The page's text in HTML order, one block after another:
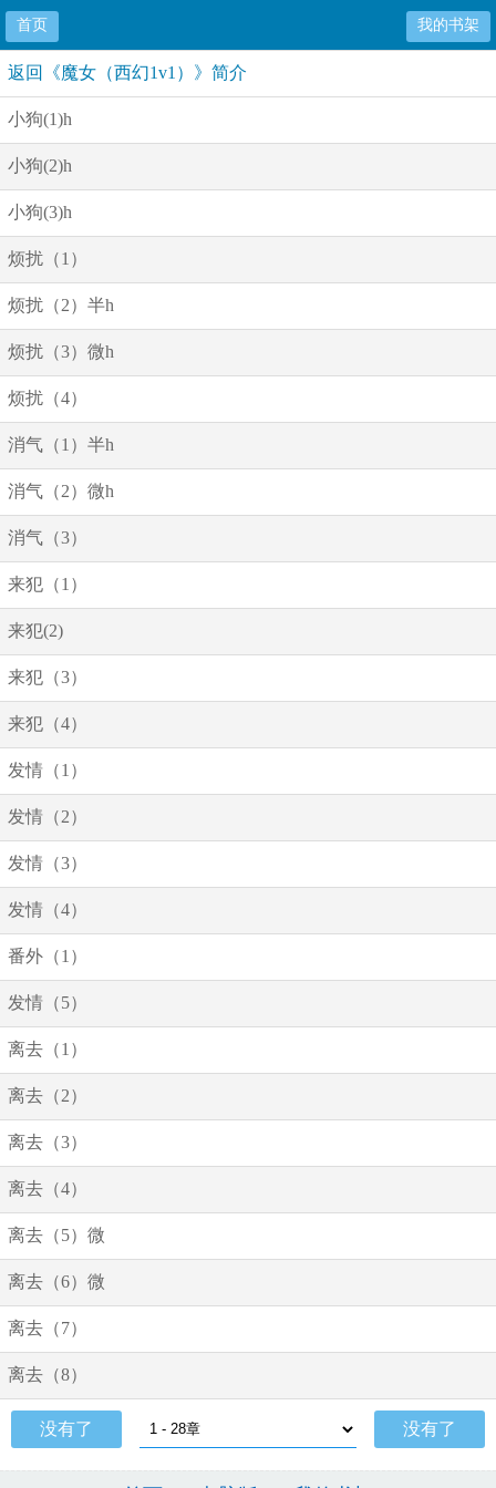
首页 我的书架
返回《魔女（西幻1v1）》简介
小狗(1)h
小狗(2)h
小狗(3)h
烦扰（1）
烦扰（2）半h
烦扰（3）微h
烦扰（4）
消气（1）半h
消气（2）微h
消气（3）
来犯（1）
来犯(2)
来犯（3）
来犯（4）
发情（1）
发情（2）
发情（3）
发情（4）
番外（1）
发情（5）
离去（1）
离去（2）
离去（3）
离去（4）
离去（5）微
离去（6）微
离去（7）
离去（8）
没有了 没有了